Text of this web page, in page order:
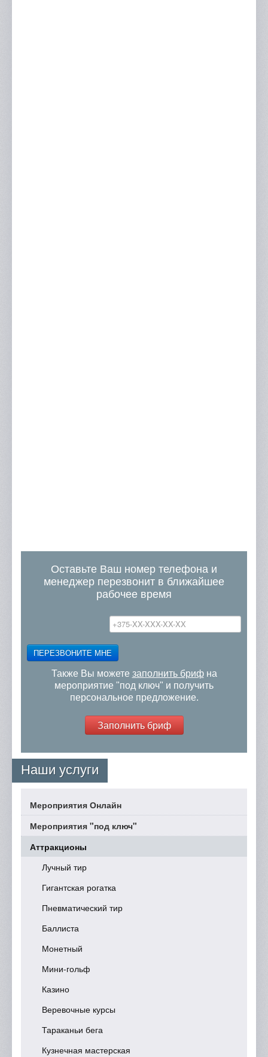
Оставьте Ваш номер телефона и
менеджер перезвонит в ближайшее
рабочее время
ПЕРЕЗВОНИТЕ МНЕ
Также Вы можете заполнить брифна
мероприятие "под ключ" и получить
персональное предложение.
Заполнить бриф
Наши услуги
Мероприятия Онлайн
Мероприятия "под ключ"
Аттракционы
Лучный тир
Гигантская рогатка
Пневматический тир
Баллиста
Монетный
Мини-гольф
Казино
Веревочные курсы
Тараканьи бега
Кузнечная мастерская